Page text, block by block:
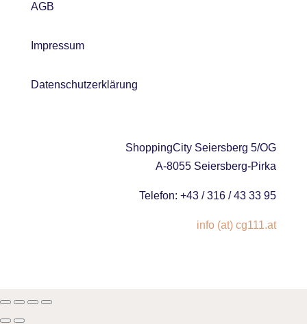
AGB
Impressum
Datenschutzerklärung
ShoppingCity Seiersberg 5/OG
A-8055 Seiersberg-Pirka
Telefon: +43 / 316 / 43 33 95
info (at) cg111.at